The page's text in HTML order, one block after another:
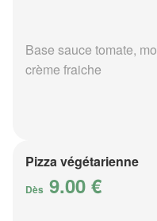
Base sauce tomate,
crème fraiche
Pizza végétarienne
Dès 9.00 €